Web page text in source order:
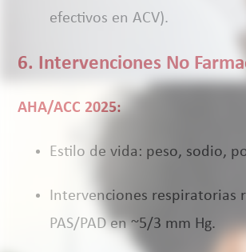
efectivos en ACV).
6. Intervenciones No
AHA/ACC 2025:
Estilo de vida: peso, sodio,
Intervenciones respiratorias
PAS/PAD en ~5/3 mm Hg.